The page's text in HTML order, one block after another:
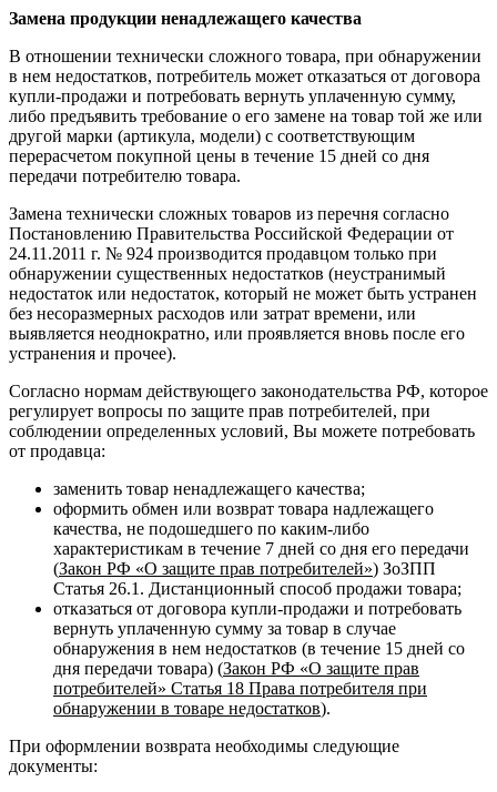
Замена продукции ненадлежащего качества
В отношении технически сложного товара, при обнаружении
в нем недостатков, потребитель может отказаться от договора
купли-продажи и потребовать вернуть уплаченную сумму,
либо предъявить требование о его замене на товар той же или
другой марки (артикула, модели) с соответствующим
перерасчетом покупной цены в течение 15 дней со дня
передачи потребителю товара.
Замена технически сложных товаров из перечня согласно
Постановлению Правительства Российской Федерации от
24.11.2011 г. № 924 производится продавцом только при
обнаружении существенных недостатков (неустранимый
недостаток или недостаток, который не может быть устранен
без несоразмерных расходов или затрат времени, или
выявляется неоднократно, или проявляется вновь после его
устранения и прочее).
Согласно нормам действующего законодательства РФ, которое
регулирует вопросы по защите прав потребителей, при
соблюдении определенных условий, Вы можете потребовать
от продавца:
заменить товар ненадлежащего качества;
оформить обмен или возврат товара надлежащего
качества, не подошедшего по каким-либо
характеристикам в течение 7 дней со дня его передачи
(Закон РФ «О защите прав потребителей») ЗоЗПП
Статья 26.1. Дистанционный способ продажи товара;
отказаться от договора купли-продажи и потребовать
вернуть уплаченную сумму за товар в случае
обнаружения в нем недостатков (в течение 15 дней со
дня передачи товара) (Закон РФ «О защите прав
потребителей» Статья 18 Права потребителя при
обнаружении в товаре недостатков).
При оформлении возврата необходимы следующие
документы: